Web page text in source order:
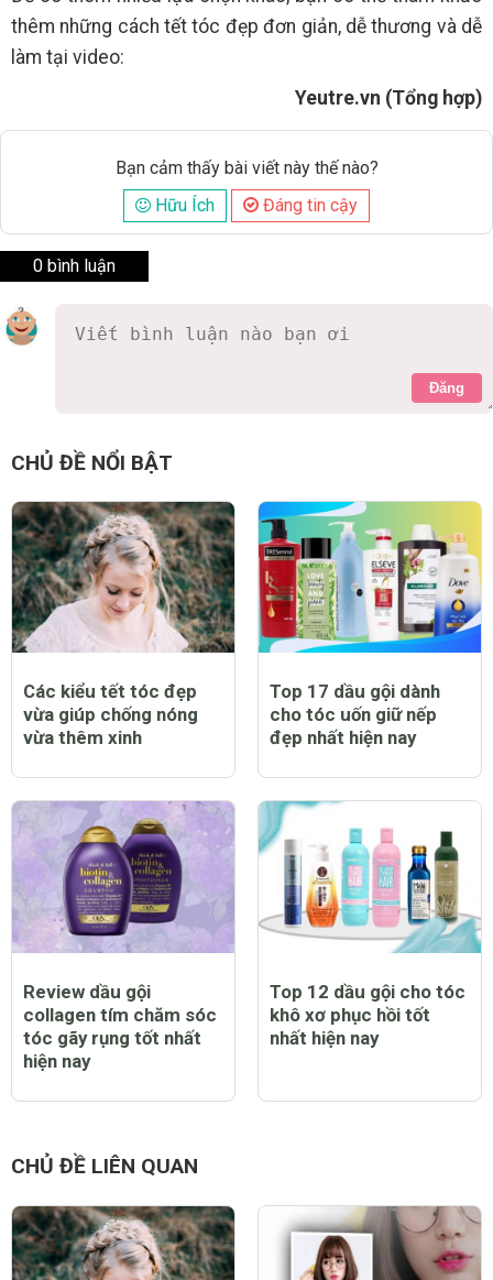
thêm những cách tết tóc đẹp đơn giản, dễ thương và dễ
làm tại video:
Yeutre.vn (Tổng hợp)
Bạn cảm thấy bài viết này thế nào?
Hữu Ích
Đáng tin cậy
0 bình luận
Đăng
CHỦ ĐỀ NỔI BẬT
Các kiểu tết tóc đẹp
vừa giúp chống nóng
vừa thêm xinh
Top 17 dầu gội dành
cho tóc uốn giữ nếp
đẹp nhất hiện nay
Review dầu gội
collagen tím chăm sóc
tóc gãy rụng tốt nhất
hiện nay
Top 12 dầu gội cho tóc
khô xơ phục hồi tốt
nhất hiện nay
CHỦ ĐỀ LIÊN QUAN